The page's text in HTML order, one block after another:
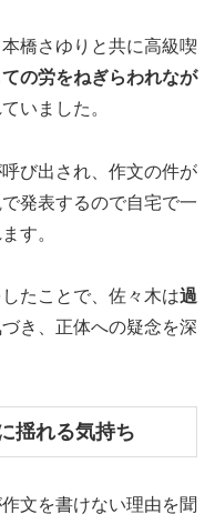
橋さゆりと共に高級喫
の労をねぎらわれなが
いました。
び出され、作文の件が
発表するので自宅で一
す。
たことで、佐々木は過
き、正体への疑念を深
揺れる気持ち
文を書けない理由を聞